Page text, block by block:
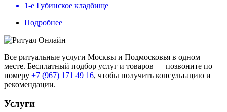
1-е Губинское кладбище
Подробнее
Все ритуальные услуги Москвы и Подмосковья в одном
месте. Бесплатный подбор услуг и товаров — позвоните по
номеру +7 (967) 171 49 16, чтобы получить консультацию и
рекомендации.
Услуги